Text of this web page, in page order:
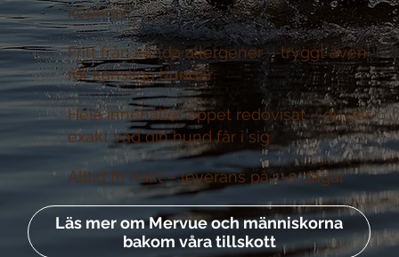
köpkrav
Läs mer om Mervue och människorna
bakom våra tillskott
Fritt från kända allergener –tryggt även
för känsliga hundar
Hela innehållet öppet redovisat –du ser
exakt vad din hund får i sig
Alltid fri frakt –leverans på 1–3 dagar